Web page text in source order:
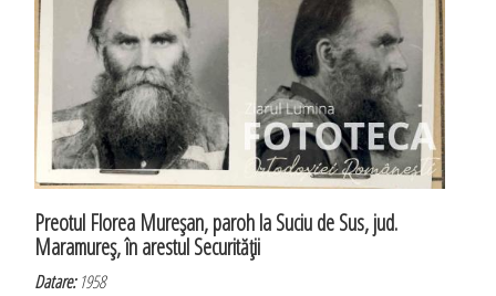
Preotul Florea Mureşan, paroh la Suciu de Sus, jud.
Maramureş, în arestul Securităţii
Datare:1958